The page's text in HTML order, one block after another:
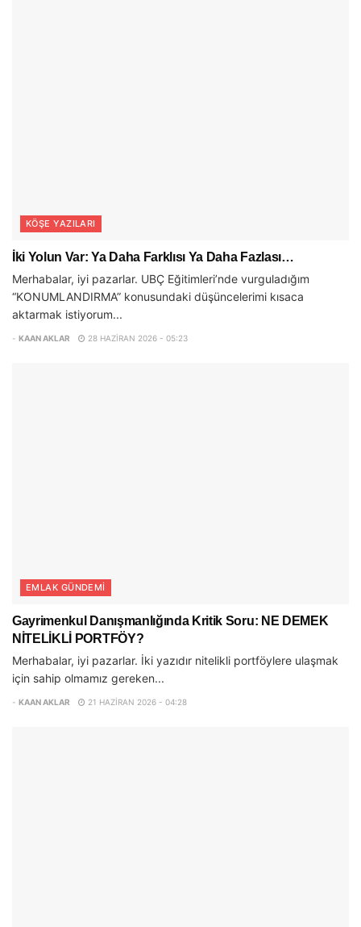
KÖŞE YAZILARI
İki Yolun Var: Ya Daha Farklısı Ya Daha Fazlası…
Merhabalar, iyi pazarlar. UBÇ Eğitimleri’nde vurguladığım
“KONUMLANDIRMA” konusundaki düşüncelerimi kısaca
aktarmak istiyorum...
- KAAN AKLAR 28 HAZIRAN 2026 - 05:23
EMLAK GÜNDEMI
Gayrimenkul Danışmanlığında Kritik Soru: NE DEMEK
NİTELİKLİ PORTFÖY?
Merhabalar, iyi pazarlar. İki yazıdır nitelikli portföylere ulaşmak
için sahip olmamız gereken...
- KAAN AKLAR 21 HAZIRAN 2026 - 04:28